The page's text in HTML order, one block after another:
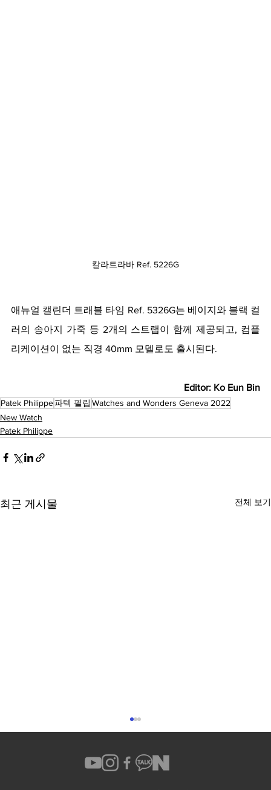
칼라트라바 Ref. 5226G
애뉴얼 캘린더 트래블 타임 Ref. 5326G는 베이지와 블랙 컬
러의 송아지 가죽 등 2개의 스트랩이 함께 제공되고, 컴플
리케이션이 없는 직경 40mm 모델로도 출시된다.
Editor: Ko Eun Bin
Patek Philippe파텍 필립 Watches and Wonders Geneva 2022
New Watch
Patek Philippe
최근 게시물 전체 보기